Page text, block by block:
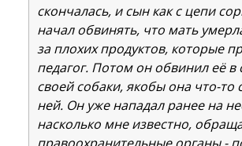
скончалась, и сын как с цепи
начал обвинять, что мать
за плохих продуктов, которые
педагог. Потом он обвинил её в
своей собаки, якобы она что-то
ней. Он уже нападал ранее на
насколько мне известно,